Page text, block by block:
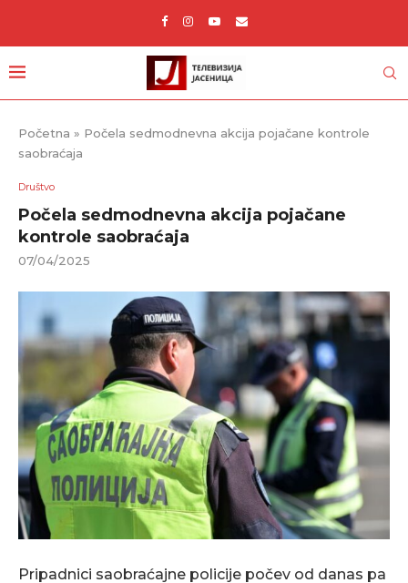
Početna » Počela sedmodnevna akcija pojačane kontrole
saobraćaja
Društvo
Počela sedmodnevna akcija pojačane
kontrole saobraćaja
07/04/2025
Pripadnici saobraćajne policije počev od danas pa